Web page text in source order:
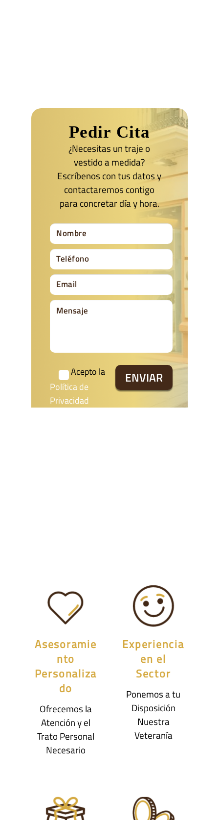
Pedir Cita
¿Necesitas un traje o
vestido a medida?
Escríbenos con tus datos y
contactaremos contigo
para concretar día y hora.
Acepto la
Política de
Privacidad
Asesoramie
nto
Personaliza
do
Ofrecemos la
Atención y el
Trato Personal
Necesario
Experiencia
en el
Sector
Ponemos a tu
Disposición
Nuestra
Veteranía